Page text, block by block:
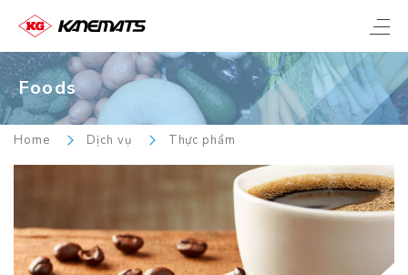
Foods
Home Dịch vụ Thực phẩm